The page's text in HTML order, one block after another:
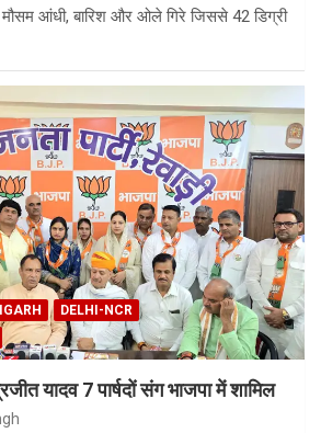
आंधी, बारिश और ओले गिरे जिससे 42 डिग्री
DELHI-NCR
यादव 7 पार्षदों संग भाजपा में शामिल